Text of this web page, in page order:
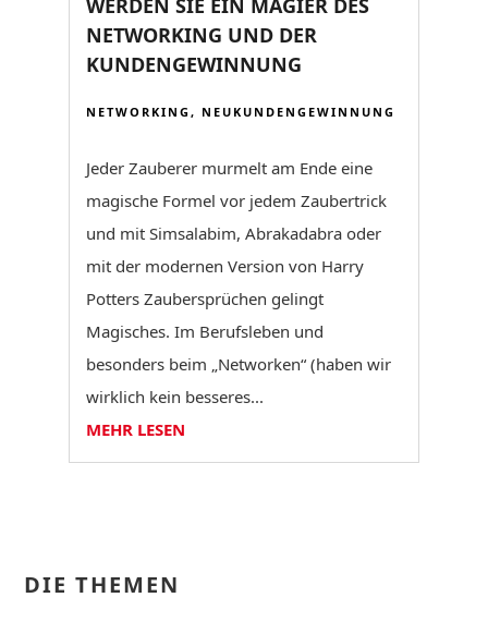
WERDEN SIE EIN MAGIER DES
NETWORKING UND DER
KUNDENGEWINNUNG
NETWORKING , NEUKUNDENGEWINNUNG
Jeder Zauberer murmelt am Ende eine
magische Formel vor jedem Zaubertrick
und mit Simsalabim, Abrakadabra oder
mit der modernen Version von Harry
Potters Zaubersprüchen gelingt
Magisches. Im Berufsleben und
besonders beim „Networken“ (haben wir
wirklich kein besseres...
MEHR LESEN
DIE THEMEN